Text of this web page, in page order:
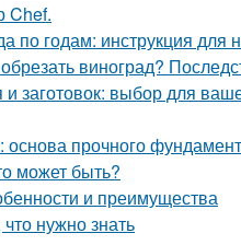
Chef.
по годам: инструкция для
виноград?
заготовок: выбор для
основа прочного
может быть?
и преимущества
нужно знать